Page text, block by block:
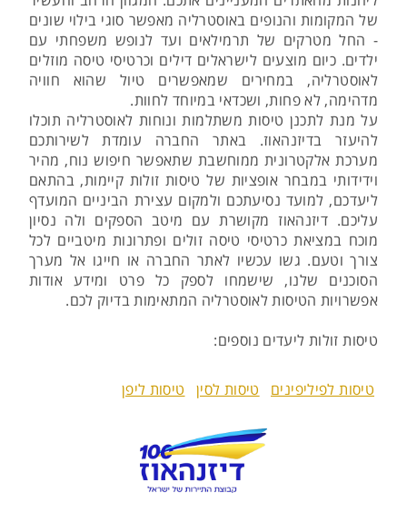
של המקומות והנופים באוסטרליה מאפשר סוגי בילוי שונים
- החל מטרקים של תרמילאים ועד לנופש משפחתי עם
ילדים. כיום מוצעים לישראלים דילים וכרטיסי טיסה מוזלים
לאוסטרליה, במחירים שמאפשרים טיול שהוא חוויה
מדהימה, לא פחות, ושכדאי במיוחד לחוות.
על מנת לתכנן טיסות משתלמות ונוחות לאוסטרליה תוכלו
להיעזר בדיזנהאוז. באתר החברה עומדת לשירותכם
מערכת אלקטרונית ממוחשבת שתאפשר חיפוש נוח, מהיר
וידידותי במבחר אופציות של טיסות זולות קיימות, בהתאם
ליעדכם, למועד נסיעתכם ולמקום עצירת הביניים המועדף
עליכם. דיזנהאוז מקושרת עם מיטב הספקים ולה נסיון
מוכח במציאת כרטיסי טיסה זולים ופתרונות מיטביים לכל
צורך וטעם. גשו עכשיו לאתר החברה או חייגו אל מערך
הסוכנים שלנו, שישמחו לספק כל פרט ומידע אודות
אפשרויות הטיסות לאוסטרליה המתאימות בדיוק לכם.
טיסות זולות ליעדים נוספים:
טיסות לפיליפינים טיסות לסין טיסות ליפן